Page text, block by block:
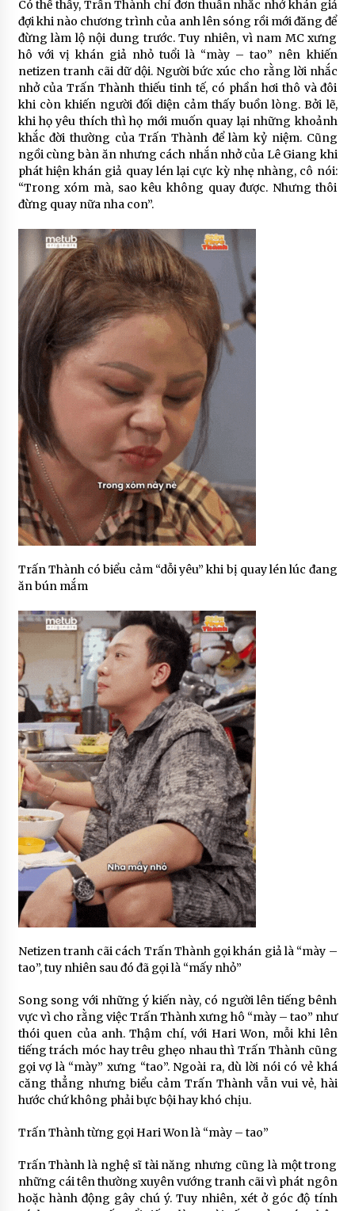
Có thể thấy, Trấn Thành chỉ đơn thuần nhắc nhở khán giả
đợi khi nào chương trình của anh lên sóng rồi mới đăng để
đừng làm lộ nội dung trước. Tuy nhiên, vì nam MC xưng
hô với vị khán giả nhỏ tuổi là “mày – tao” nên khiến
netizen tranh cãi dữ dội. Người bức xúc cho rằng lời nhắc
nhở của Trấn Thành thiếu tinh tế, có phần hơi thô và đôi
khi còn khiến người đối diện cảm thấy buồn lòng. Bởi lẽ,
khi họ yêu thích thì họ mới muốn quay lại những khoảnh
khắc đời thường của Trấn Thành để làm kỷ niệm. Cũng
ngồi cùng bàn ăn nhưng cách nhắn nhở của Lê Giang khi
phát hiện khán giả quay lén lại cực kỳ nhẹ nhàng, cô nói:
“Trong xóm mà, sao kêu không quay được. Nhưng thôi
đừng quay nữa nha con”.
Trấn Thành có biểu cảm “dỗi yêu” khi bị quay lén lúc đang
ăn bún mắm
Netizen tranh cãi cách Trấn Thành gọi khán giả là “mày –
tao”, tuy nhiên sau đó đã gọi là “mấy nhỏ”
Song song với những ý kiến này, có người lên tiếng bênh
vực vì cho rằng việc Trấn Thành xưng hô “mày – tao” như
thói quen của anh. Thậm chí, với Hari Won, mỗi khi lên
tiếng trách móc hay trêu ghẹo nhau thì Trấn Thành cũng
gọi vợ là “mày” xưng “tao”. Ngoài ra, dù lời nói có vẻ khá
căng thẳng nhưng biểu cảm Trấn Thành vẫn vui vẻ, hài
hước chứ không phải bực bội hay khó chịu.
Trấn Thành từng gọi Hari Won là “mày – tao”
Trấn Thành là nghệ sĩ tài năng nhưng cũng là một trong
những cái tên thường xuyên vướng tranh cãi vì phát ngôn
hoặc hành động gây chú ý. Tuy nhiên, xét ở góc độ tính